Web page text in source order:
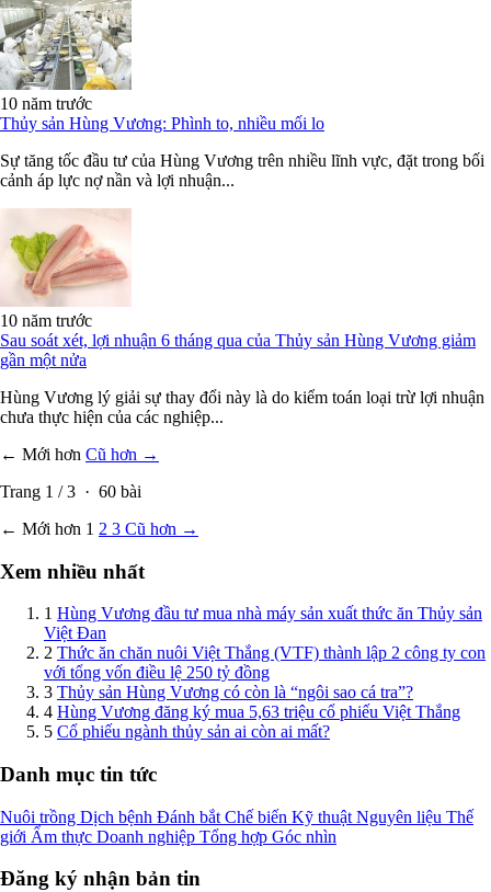
10 năm trước
Thủy sản Hùng Vương: Phình to, nhiều mối lo
Sự tăng tốc đầu tư của Hùng Vương trên nhiều lĩnh vực, đặt trong bối
cảnh áp lực nợ nần và lợi nhuận...
10 năm trước
Sau soát xét, lợi nhuận 6 tháng qua của Thủy sản Hùng Vương giảm
gần một nửa
Hùng Vương lý giải sự thay đổi này là do kiểm toán loại trừ lợi nhuận
chưa thực hiện của các nghiệp...
← Mới hơn Cũ hơn →
Trang 1 /3 · 60 bài
← Mới hơn 1 2 3 Cũ hơn →
Xem nhiều nhất
1 Hùng Vương đầu tư mua nhà máy sản xuất thức ăn Thủy sản
Việt Đan
2 Thức ăn chăn nuôi Việt Thắng (VTF) thành lập 2 công ty con
với tổng vốn điều lệ 250 tỷ đồng
3 Thủy sản Hùng Vương có còn là “ngôi sao cá tra”?
4 Hùng Vương đăng ký mua 5,63 triệu cổ phiếu Việt Thắng
5 Cổ phiếu ngành thủy sản ai còn ai mất?
Danh mục tin tức
Nuôi trồng Dịch bệnh Đánh bắt Chế biến Kỹ thuật Nguyên liệu Thế
giới Ẩm thực Doanh nghiệp Tổng hợp Góc nhìn
Đăng ký nhận bản tin